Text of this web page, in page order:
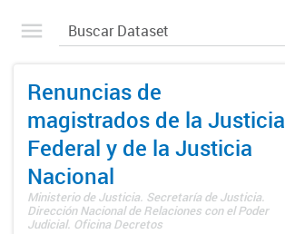
Renuncias de
magistrados de la Justicia
Federal y de la Justicia
Nacional
Ministerio de Justicia. Secretaría de Justicia.
Dirección Nacional de Relaciones con el Poder
Judicial. Oficina Decretos